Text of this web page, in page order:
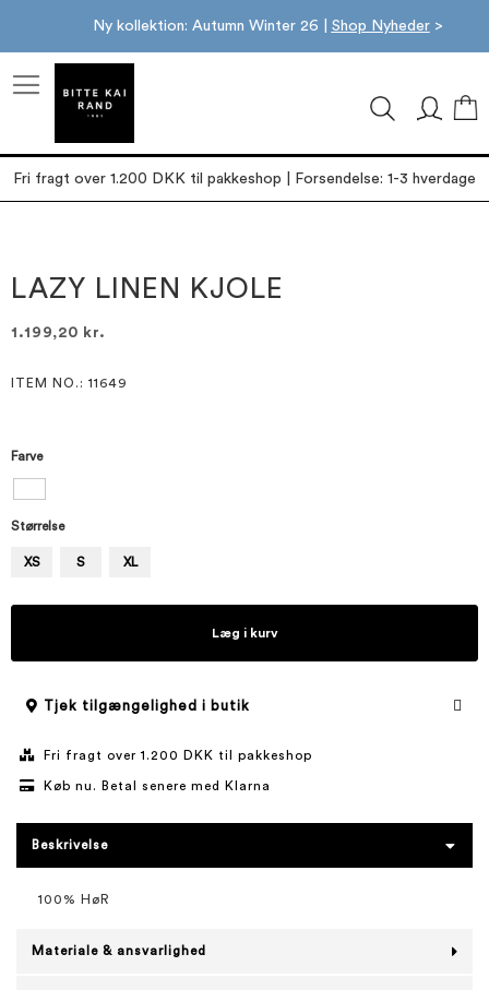
Ny kollektion: Autumn Winter 26 | Shop Nyheder>
Fri fragt over 1.200 DKK til pakkeshop | Forsendelse: 1-3 hverdage
slutningen
af
starten
af
LAZY LINEN KJOLE
1.199,20 kr.
ITEM NO. : 11649
Farve
Størrelse
XS S XL
Læg i kurv
Tjek tilgængelighed i butik
Fri fragt over 1.200 DKK til pakkeshop
Køb nu. Betal senere med Klarna
Beskrivelse
100% HøR
Materiale & ansvarlighed